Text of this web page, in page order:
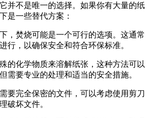
并不是唯一的选择。如果你有大量的纸
是一些替代方案：
，焚烧可能是一个可行的选项。这通常
行，以确保安全和符合环保标准。
的化学物质来溶解纸张，这种方法可以
需要专业的处理和适当的安全措施。
要完全保密的文件，可以考虑使用剪刀
破坏文件。